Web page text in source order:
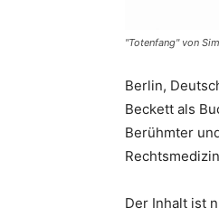
"Totenfang" von
Berlin,
Beckett als
Berühmter
Der Inhalt ist